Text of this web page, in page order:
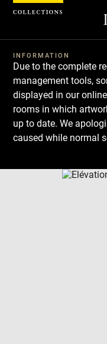
INFORMATION
Due to the complete
management tools,
displayed in our
rooms in which
up to date. We
caused while normal
Download
Next
Previous
Cookies management